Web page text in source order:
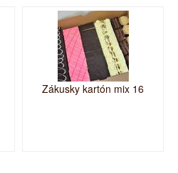
Zákusky kartón mix 16